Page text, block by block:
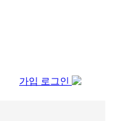
가입 로그인